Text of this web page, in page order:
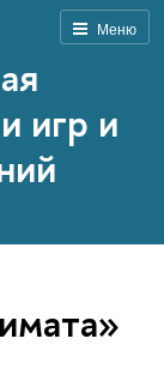
Меню
игр и